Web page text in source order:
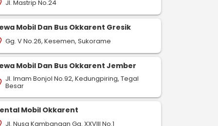
Jl. Mastrip No.24
Mobil Dan Bus Okkarent Gresik
Gg. V No.26, Kesemen, Sukorame
Mobil Dan Bus Okkarent Jember
Jl. Imam Bonjol No.92, Kedungpiring, Tegal
Besar
Mobil Okkarent
Jl. Nusa Kambangan Gg. XXVIII No.1